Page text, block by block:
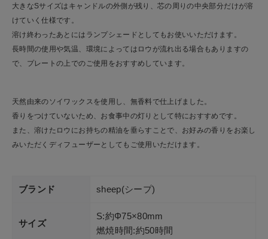
大きなSサイズはキャンドルの外側が残り、芯の周りの中央部分だけが溶
けていく仕様です。
溶け終わったあとにはランプシェードとしてもお使いいただけます。
長時間の使用や気温、環境によってはロウが流れ出る場合もありますの
で、プレートの上でのご使用をおすすめしています。
天然由来のソイワックスを使用し、無香料で仕上げました。
香りをつけていないため、お食事中の灯りとして特におすすめです。
また、溶けたロウにお持ちの精油を垂らすことで、お好みの香りをお楽し
みいただくディフューザーとしてもご使用いただけます。
ブランド sheep(シープ)
サイズ
S:約Φ75×80mm
燃焼時間:約50時間